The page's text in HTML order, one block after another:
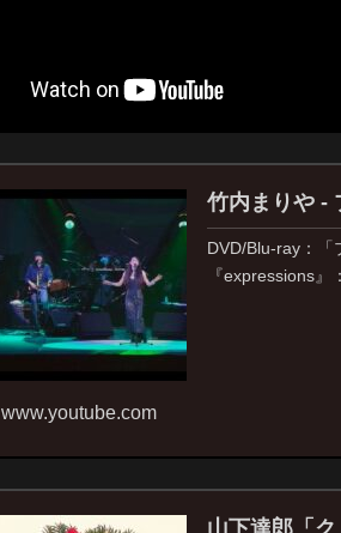
竹内まりや -
DVD/Blu-ray：
『expressions』
www.youtube.com